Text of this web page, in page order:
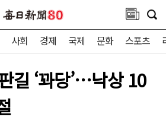
사회 경제 국제 문화 스포츠
길 ‘꽈당’…낙상 10